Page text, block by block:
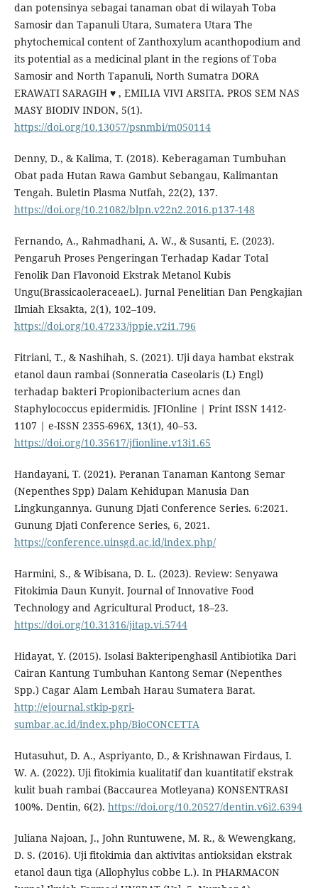
dan potensinya sebagai tanaman obat di wilayah Toba
Samosir dan Tapanuli Utara, Sumatera Utara The
phytochemical content of Zanthoxylum acanthopodium and
its potential as a medicinal plant in the regions of Toba
Samosir and North Tapanuli, North Sumatra DORA
ERAWATI SARAGIH ♥ , EMILIA VIVI ARSITA. PROS SEM NAS
MASY BIODIV INDON, 5(1).
https://doi.org/10.13057/psnmbi/m050114
Denny, D., & Kalima, T. (2018). Keberagaman Tumbuhan
Obat pada Hutan Rawa Gambut Sebangau, Kalimantan
Tengah. Buletin Plasma Nutfah, 22(2), 137.
https://doi.org/10.21082/blpn.v22n2.2016.p137-148
Fernando, A., Rahmadhani, A. W., & Susanti, E. (2023).
Pengaruh Proses Pengeringan Terhadap Kadar Total
Fenolik Dan Flavonoid Ekstrak Metanol Kubis
Ungu(BrassicaoleraceaeL). Jurnal Penelitian Dan Pengkajian
Ilmiah Eksakta, 2(1), 102–109.
https://doi.org/10.47233/jppie.v2i1.796
Fitriani, T., & Nashihah, S. (2021). Uji daya hambat ekstrak
etanol daun rambai (Sonneratia Caseolaris (L) Engl)
terhadap bakteri Propionibacterium acnes dan
Staphylococcus epidermidis. JFIOnline | Print ISSN 1412-
1107 | e-ISSN 2355-696X, 13(1), 40–53.
https://doi.org/10.35617/jfionline.v13i1.65
Handayani, T. (2021). Peranan Tanaman Kantong Semar
(Nepenthes Spp) Dalam Kehidupan Manusia Dan
Lingkungannya. Gunung Djati Conference Series. 6:2021.
Gunung Djati Conference Series, 6, 2021.
https://conference.uinsgd.ac.id/index.php/
Harmini, S., & Wibisana, D. L. (2023). Review: Senyawa
Fitokimia Daun Kunyit. Journal of Innovative Food
Technology and Agricultural Product, 18–23.
https://doi.org/10.31316/jitap.vi.5744
Hidayat, Y. (2015). Isolasi Bakteripenghasil Antibiotika Dari
Cairan Kantung Tumbuhan Kantong Semar (Nepenthes
Spp.) Cagar Alam Lembah Harau Sumatera Barat.
http://ejournal.stkip-pgri-
sumbar.ac.id/index.php/BioCONCETTA
Hutasuhut, D. A., Aspriyanto, D., & Krishnawan Firdaus, I.
W. A. (2022). Uji fitokimia kualitatif dan kuantitatif ekstrak
kulit buah rambai (Baccaurea Motleyana) KONSENTRASI
100%. Dentin, 6(2). https://doi.org/10.20527/dentin.v6i2.6394
Juliana Najoan, J., John Runtuwene, M. R., & Wewengkang,
D. S. (2016). Uji fitokimia dan aktivitas antioksidan ekstrak
etanol daun tiga (Allophylus cobbe L.). In PHARMACON